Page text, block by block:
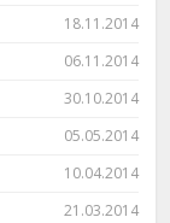
18.11.2014
06.11.2014
30.10.2014
05.05.2014
10.04.2014
21.03.2014